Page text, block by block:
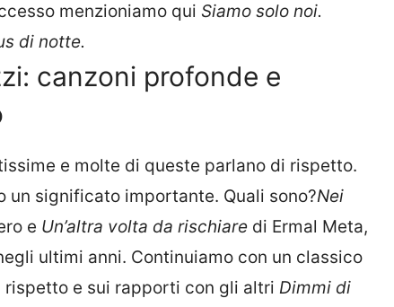
menzioniamo qui Siamo solo noi.
di notte.
canzoni profonde e
e molte di queste parlano di rispetto.
un significato importante. Quali sono?Nei
e Un’altra volta da rischiare di Ermal Meta,
ultimi anni. Continuiamo con un classico
rispetto e sui rapporti con gli altri Dimmi di